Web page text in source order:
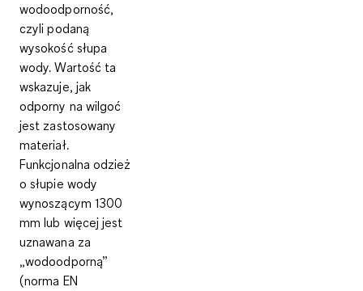
wodoodporność,
czyli podaną
wysokość słupa
wody. Wartość ta
wskazuje, jak
odporny na wilgoć
jest zastosowany
materiał.
Funkcjonalna odzież
o słupie wody
wynoszącym 1300
mmlub więcejjest
uznawana za
„wodoodporną”
(norma EN